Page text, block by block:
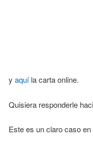
y aquíla carta online.
Quisiera responderle
Este es un claro caso